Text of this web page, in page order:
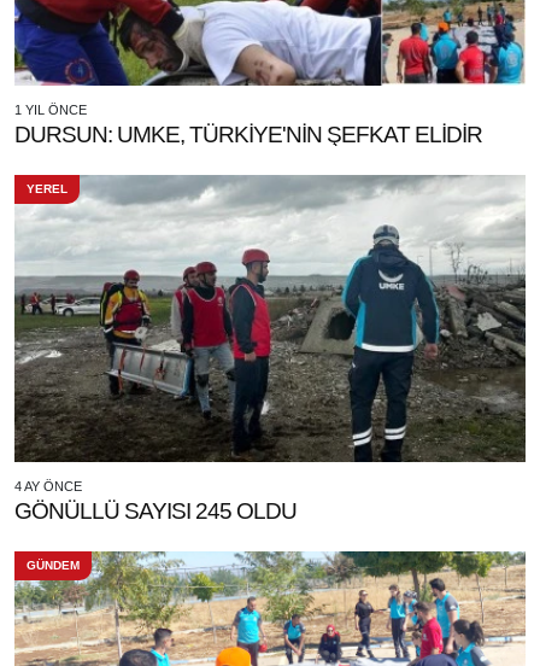
1 YIL ÖNCE
DURSUN: UMKE, TÜRKİYE'NİN ŞEFKAT ELİDİR
YEREL
4 AY ÖNCE
GÖNÜLLÜ SAYISI 245 OLDU
GÜNDEM